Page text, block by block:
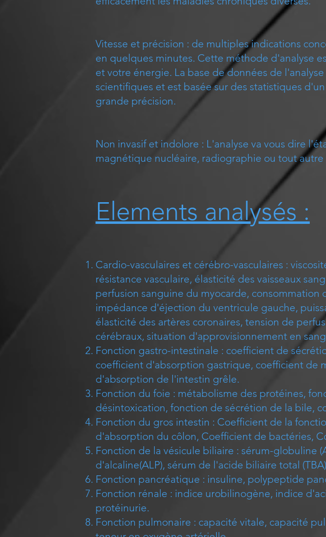
Vitesse et précision : de multiples indications
en quelques minutes. Cette méthode d'analyse
et votre énergie. La base de données de
scientifiques et est basée sur des statistiques
grande précision.
Non invasif et indolore : L'analyse va vous dire
magnétique nucléaire, radiographie ou tout autre
Elements analysés :
Cardio-vasculaires et cérébro-vasculaires :
résistance vasculaire, élasticité des vaisseaux
perfusion sanguine du myocarde,
impédance d'éjection du ventricule gauche,
élasticité des artères coronaires, tension de
cérébraux, situation d'approvisionnement en
Fonction gastro-intestinale : coefficient de
coefficient d'absorption gastrique, coefficient
d'absorption de l'intestin grêle.
Fonction du foie : métabolisme des protéines,
désintoxication, fonction de sécrétion de la bile,
Fonction du gros intestin : Coefficient de la
d'absorption du côlon, Coefficient de bactéries,
Fonction de la vésicule biliaire : sérum-globuline
d'alcaline(ALP), sérum de l'acide biliaire total
Fonction pancréatique : insuline, polypeptide
Fonction rénale : indice urobilinogène, indice
protéinurie.
Fonction pulmonaire : capacité vitale, capacité